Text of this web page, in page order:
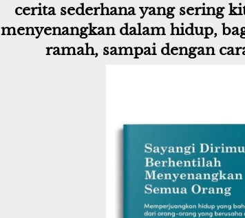
cerita sederhana yang sering
menyenangkan dalam hidup,
ramah, sampai dengan